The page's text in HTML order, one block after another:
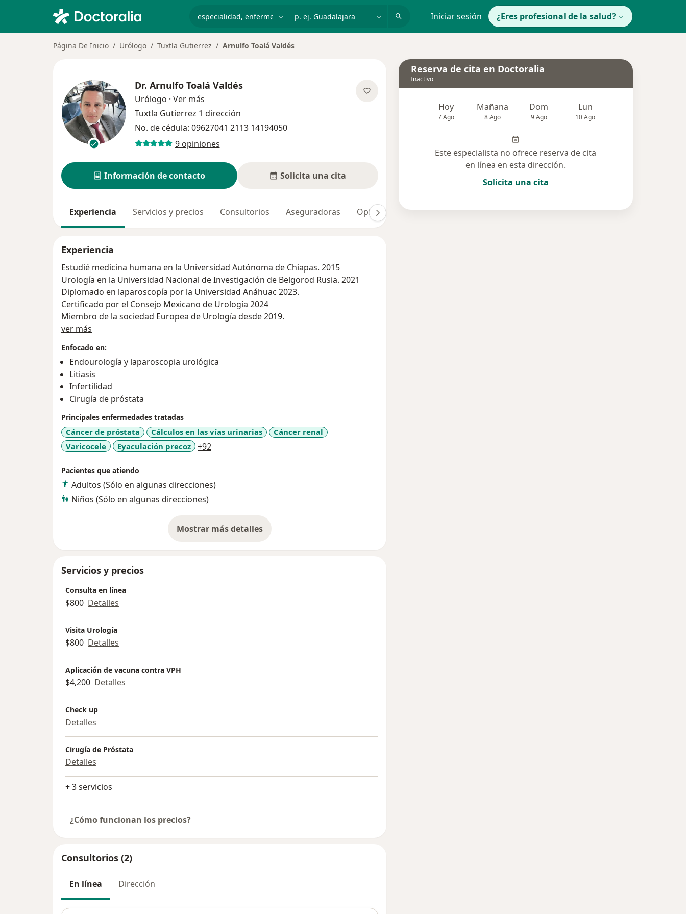
Iniciar sesión ¿Eres profesional de la salud?
Página De Inicio Urólogo Tuxtla Gutierrez Arnulfo Toalá Valdés
Dr. Arnulfo Toalá Valdés
Urólogo · Ver más
Tuxtla Gutierrez 1 dirección
No. de cédula: 09627041 2113 14194050
9 opiniones
Información de contacto Solicita una cita
Experiencia Servicios y precios Consultorios Aseguradoras Opiniones (9)
Experiencia
Estudié medicina humana en la Universidad Autónoma de Chiapas. 2015
Urología en la Universidad Nacional de Investigación de Belgorod Rusia. 2021
Diplomado en laparoscopía por la Universidad Anáhuac 2023.
Certificado por el Consejo Mexicano de Urología 2024
Miembro de la sociedad Europea de Urología desde 2019.
ver más
Enfocado en:
Endourología y laparoscopia urológica
Litiasis
Infertilidad
Cirugía de próstata
Principales enfermedades tratadas
Cáncer de próstata Cálculos en las vías urinarias
Cáncer renal
Varicocele
Eyaculación precoz +92a11y_sr_more_diseases
Pacientes que atiendo
Adultos (Sólo en algunas direcciones)
Niños (Sólo en algunas direcciones)
Mostrar más detalles
sobre la experiencia
Servicios y precios
Consulta en línea
$800 Detalles
Visita Urología
$800 Detalles
Aplicación de vacuna contra VPH
$4,200 Detalles
Check up
Detalles
Cirugía de Próstata
Detalles
+ 3 servicios
¿Cómo funcionan los precios?
Consultorios (2)
En línea Dirección
Reserva de cita en Doctoralia
Inactivo
Hoy
7 Ago
Mañana
8 Ago
Dom
9 Ago
Lun
10 Ago
Este especialista no ofrece reserva de cita
en línea en esta dirección.
Solicita una cita